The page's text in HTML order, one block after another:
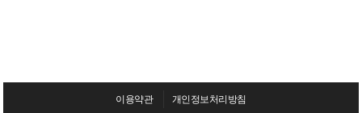
이용약관 개인정보처리방침